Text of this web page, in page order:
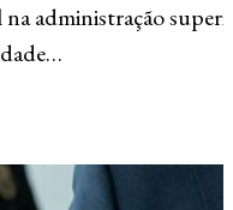
administração